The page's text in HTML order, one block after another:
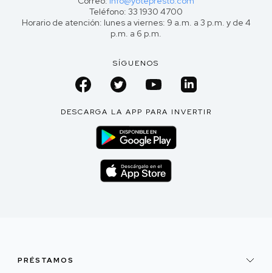
Teléfono: 33 1930 4700
Horario de atención: lunes a viernes: 9 a.m. a 3 p.m. y de 4
p.m. a 6 p.m.
SÍGUENOS
DESCARGA LA APP PARA INVERTIR
PRÉSTAMOS